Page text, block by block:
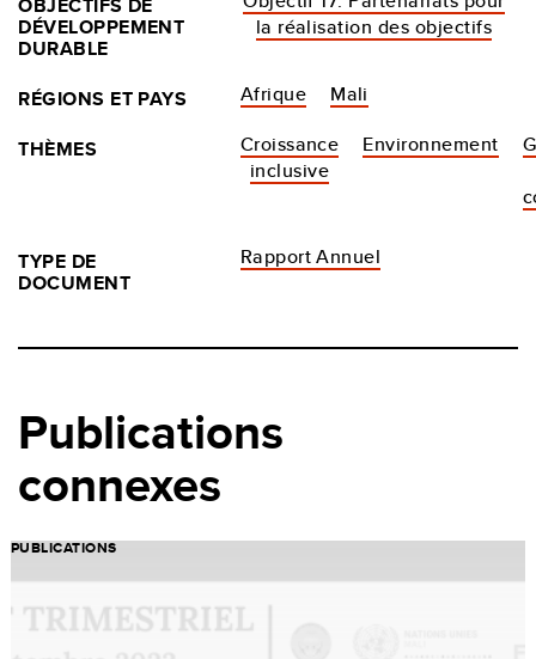
DÉVELOPPEMENT
DURABLE
la réalisation des objectifs
RÉGIONS ET PAYS Afrique
Mali
THÈMES
Croissance
inclusive
Environnement
TYPE DE
DOCUMENT
Rapport Annuel
Publications
connexes
PUBLICATIONS